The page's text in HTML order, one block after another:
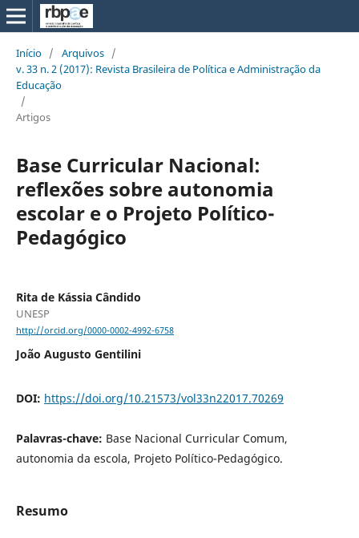
Início / Arquivos /
v. 33 n. 2 (2017): Revista Brasileira de Política e Administração da
Educação
/
Artigos
Base Curricular Nacional:
reflexões sobre autonomia
escolar e o Projeto Político-
Pedagógico
Rita de Kássia Cândido
UNESP
http://orcid.org/0000-0002-4992-6758
João Augusto Gentilini
DOI: https://doi.org/10.21573/vol33n22017.70269
Palavras-chave: Base Nacional Curricular Comum,
autonomia da escola, Projeto Político-Pedagógico.
Resumo